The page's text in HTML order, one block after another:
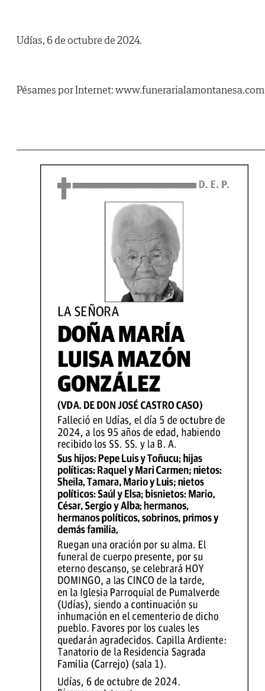
Udías, 6 de octubre de 2024.
Pésames por Internet: www.funerarialamontanesa.com